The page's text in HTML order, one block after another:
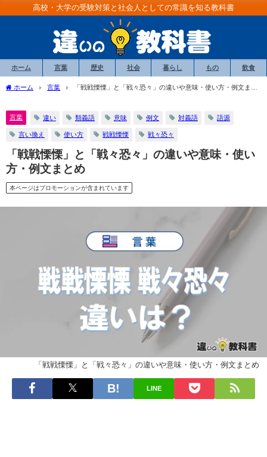
高校・大学の受験対策と社会人としての常識を知る教科書
ホーム 言葉 歴史 社会 暮らし もの 飲食
ホーム 言葉
「戦戦慄慄」と「戦々恐々」の違いや意味・使い方・例文まと
言葉 違い 類義語 意味 例文 対義語 語源
言い換え 使い方 戦戦慄慄 戦々恐々
「戦戦慄慄」と「戦々恐々」の違いや意味・使い
方・例文まとめ
本ページはプロモーションが含まれています
「戦戦慄慄」と「戦々恐々」の違いや意味・使い方・例文まとめ
LINE